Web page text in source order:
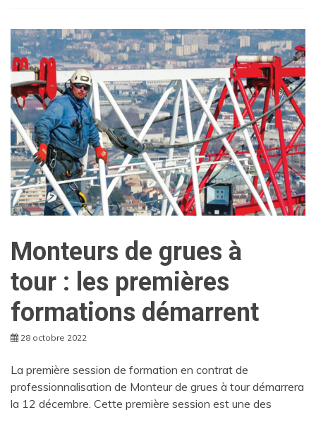
Monteurs de grues à
tour : les premières
formations démarrent
28 octobre 2022
La première session de formation en contrat de
professionnalisation de Monteur de grues à tour démarrera
la 12 décembre. Cette première session est une des